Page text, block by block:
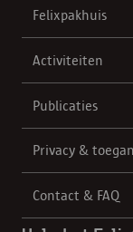
Felixpakhuis
Activiteiten
Publicaties
Privacy &
Contact & FAQ